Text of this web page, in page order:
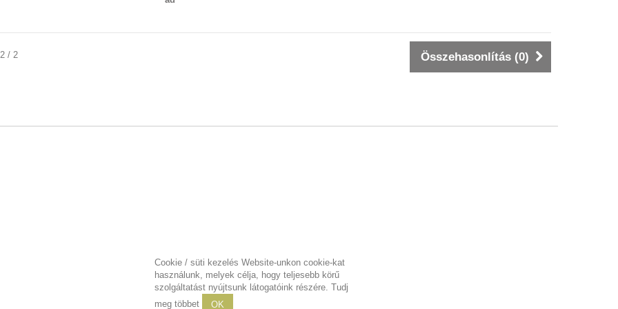
Összehasonlítás (0)
/ 2
Cookie / süti kezelés Website-unkon cookie-kat
használunk, melyek célja, hogy teljesebb körű
szolgáltatást nyújtsunk látogatóink részére. Tudj
meg többet
OK